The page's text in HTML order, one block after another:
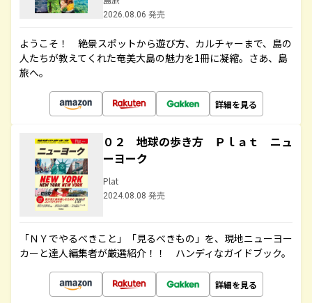
2026.08.06 発売
ようこそ！ 絶景スポットから遊び方、カルチャーまで、島の
人たちが教えてくれた奄美大島の魅力を1冊に凝縮。さあ、島
旅へ。
詳細を見る
０２ 地球の歩き方 Ｐｌａｔ ニュ
ーヨーク
Plat
2024.08.08 発売
「ＮＹでやるべきこと」「見るべきもの」を、現地ニューヨー
カーと達人編集者が厳選紹介！！ ハンディなガイドブック。
詳細を見る